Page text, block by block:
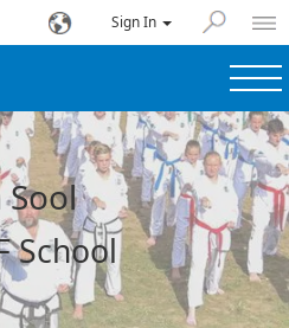
Sign In
Sool
School